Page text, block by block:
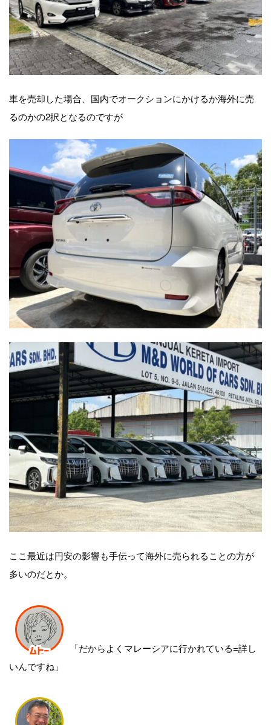
車を売却した場合、国内でオークションにかけるか海外に売
るのかの2択となるのですが
ここ最近は円安の影響も手伝って海外に売られることの方が
多いのだとか。
「だからよくマレーシアに行かれている=詳し
いんですね」